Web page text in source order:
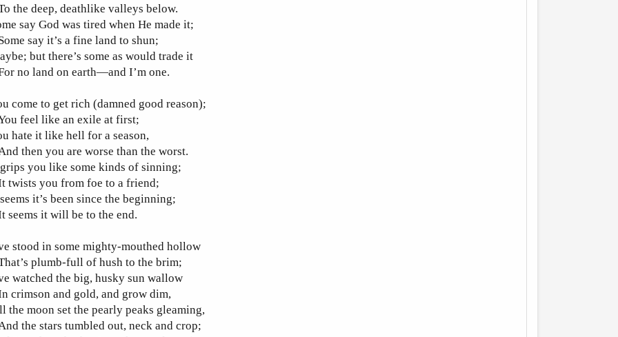
the deep, deathlike valleys below.
say God was tired when He made it;
say it’s a fine land to shun;
but there’s some as would trade it
no land on earth—and I’m one.
come to get rich (damned good reason);
feel like an exile at first;
hate it like hell for a season,
then you are worse than the worst.
you like some kinds of sinning;
twists you from foe to a friend;
it’s been since the beginning;
seems it will be to the end.
stood in some mighty-mouthed hollow
plumb-full of hush to the brim;
watched the big, husky sun wallow
crimson and gold, and grow dim,
the moon set the pearly peaks gleaming,
the stars tumbled out, neck and crop;